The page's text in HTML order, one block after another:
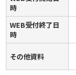
時
WEB受付終了日
時
その他資料